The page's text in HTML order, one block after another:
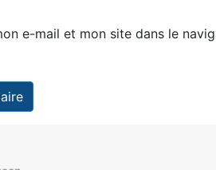
e-mail et mon site dans le